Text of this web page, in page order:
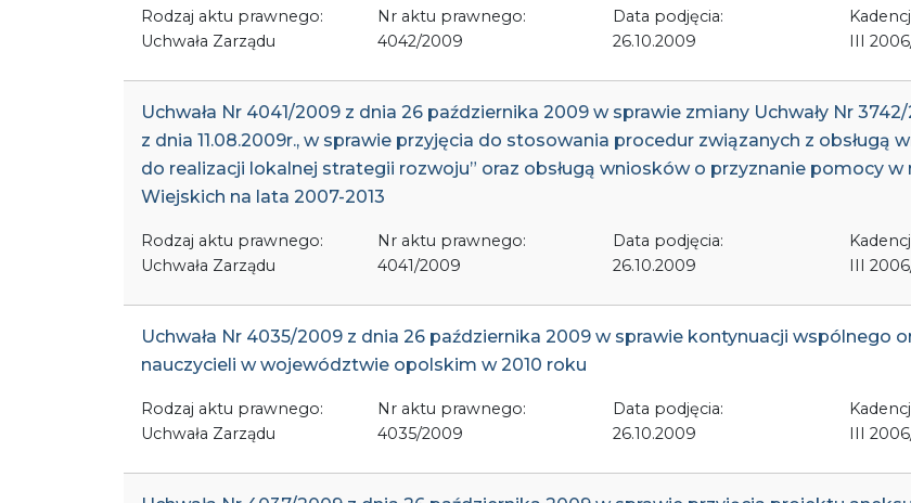
Rodzaj aktu prawnego:
Uchwała Zarządu
Nr aktu prawnego:
4042/2009
Data podjęcia:
26.10.2009
III
Uchwała Nr 4041/2009 z dnia 26 października 2009 w sprawie zmiany Uchwały Nr
z dnia 11.08.2009r., w sprawie przyjęcia do stosowania procedur związanych z obsługą
do realizacji lokalnej strategii rozwoju” oraz obsługą wniosków o przyznanie pomocy
Wiejskich na lata 2007-2013
Rodzaj aktu prawnego:
Uchwała Zarządu
Nr aktu prawnego:
4041/2009
Data podjęcia:
26.10.2009
III
Uchwała Nr 4035/2009 z dnia 26 października 2009 w sprawie kontynuacji
nauczycieli w województwie opolskim w 2010 roku
Rodzaj aktu prawnego:
Uchwała Zarządu
Nr aktu prawnego:
4035/2009
Data podjęcia:
26.10.2009
III